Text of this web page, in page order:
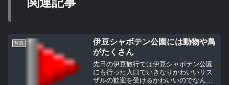
写真
伊豆シャボテン公園には動物や鳥
がたくさん
先日の伊豆旅行では伊豆シャボテン公園
にも行った入口でいきなりかわいいリス
ザルの歓迎を受けるかわいいのでなんと